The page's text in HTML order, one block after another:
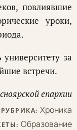
повлиявшие
уроки,
за
встречи.
епархии
РУБРИКА: Хроника
Образование